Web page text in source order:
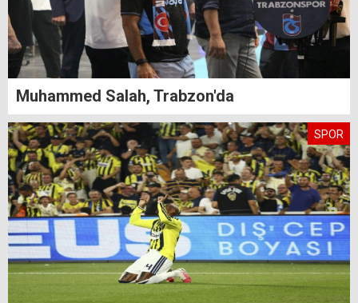
Muhammed Salah, Trabzon'da
SPOR